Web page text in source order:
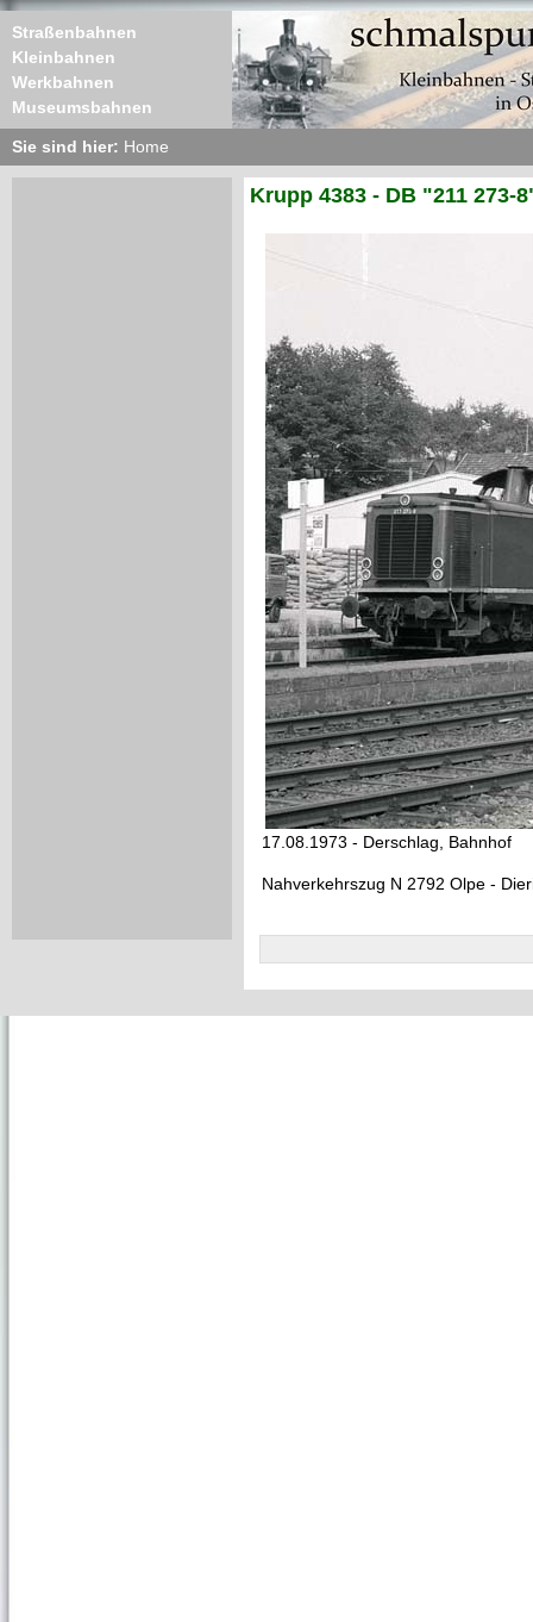
Straßenbahnen
Kleinbahnen
Werkbahnen
Museumsbahnen
Sie sind hier: Home
Krupp 4383 - DB "211 273-
17.08.1973 - Derschlag, Bahnhof
Nahverkehrszug N 2792 Olpe -